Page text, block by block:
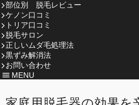
部位別 脱毛レビュー
ケノン口コミ
トリア口コミ
脱毛サロン
正しいムダ毛処理法
黒ずみ解消法
お問い合わせ
MENU